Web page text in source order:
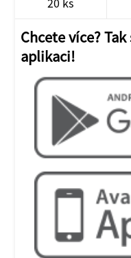
Chcete více?
aplikaci!